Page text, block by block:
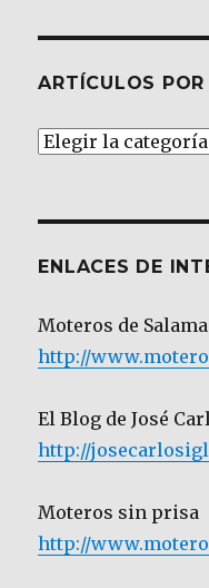
ARTÍCULOS
Artículos
ENLACES DE
Moteros de
http://
El Blog de José
http://
Moteros sin prisa
http://